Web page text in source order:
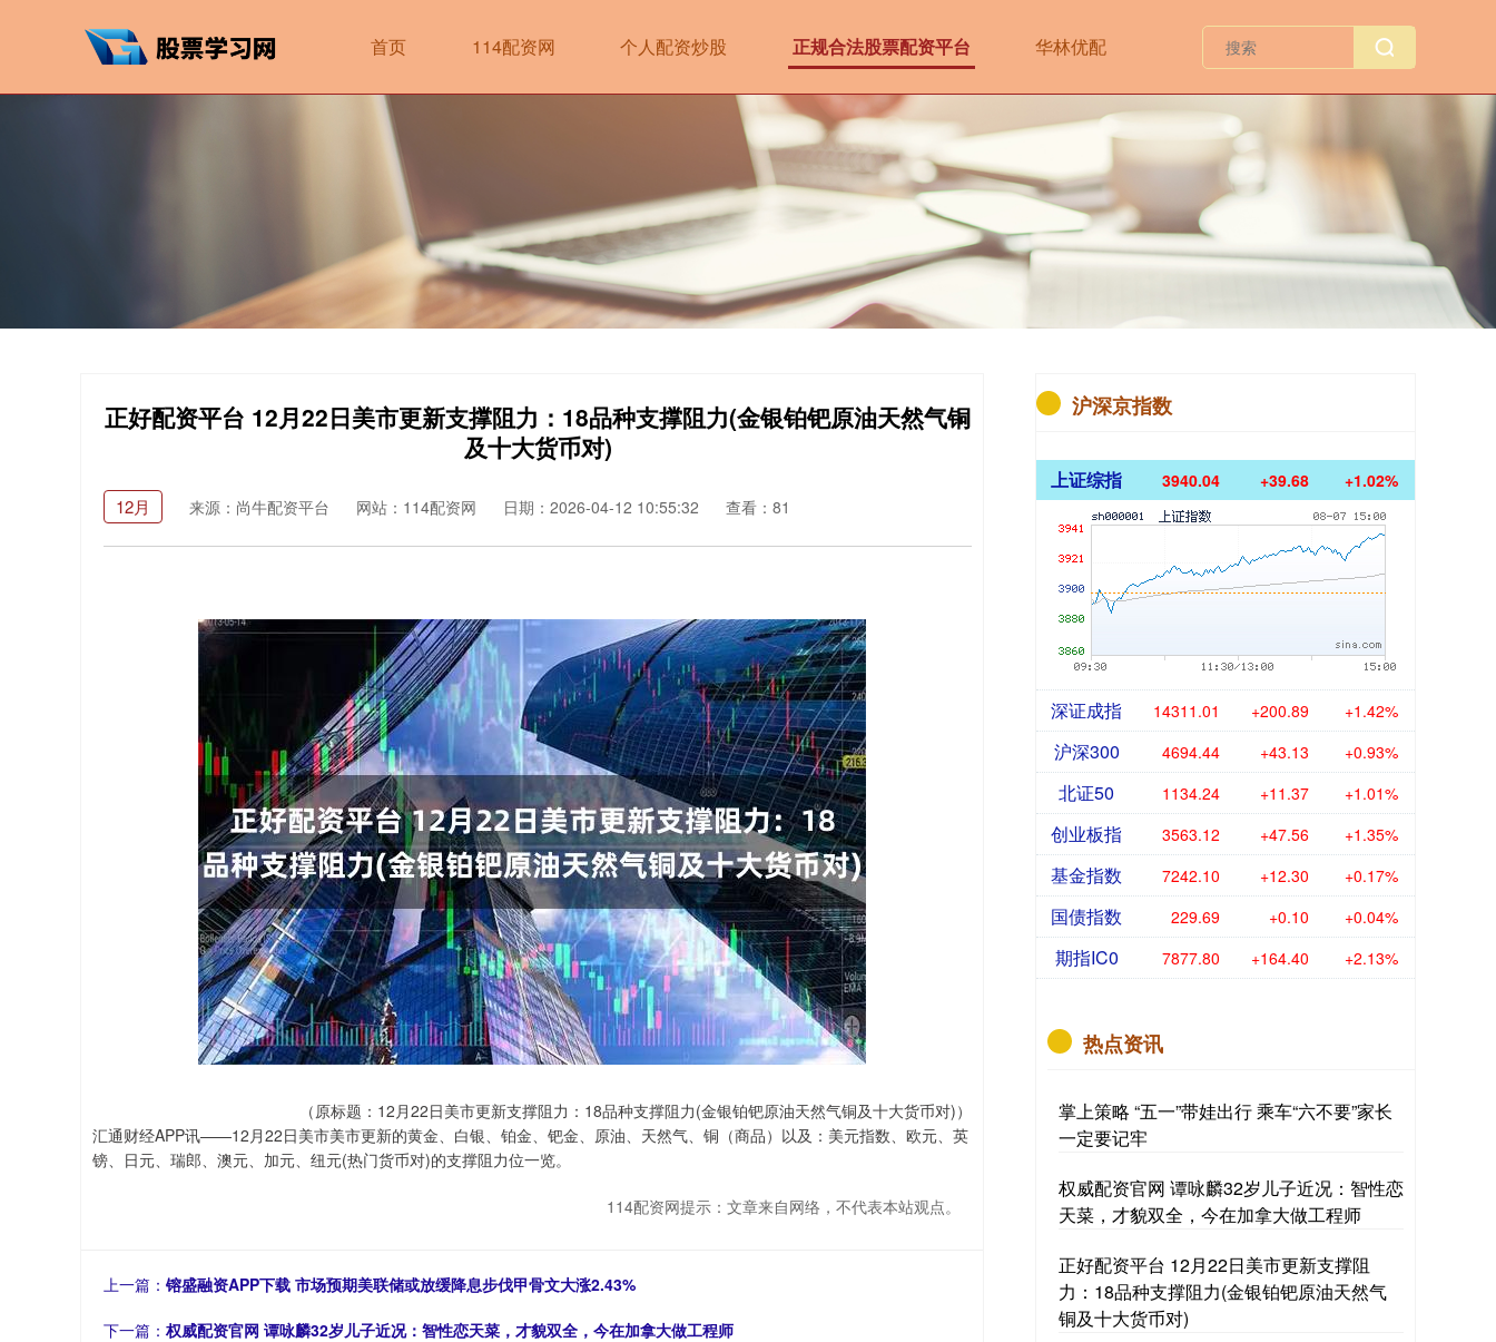
首页 114配资网 个人配资炒股 正规合法股票配资平台 华林优配
正好配资平台 12月22日美市更新支撑阻力：18品种支撑阻力(金银铂钯原油天然气铜
及十大货币对)
12月 来源：尚牛配资平台 网站：114配资网 日期：2026-04-12 10:55:32 查看：81
（原标题：12月22日美市更新支撑阻力：18品种支撑阻力(金银铂钯原油天然气铜及十大货币对)）
汇通财经APP讯——12月22日美市美市更新的黄金、白银、铂金、钯金、原油、天然气、铜（商品）以及：美元指数、欧元、英
镑、日元、瑞郎、澳元、加元、纽元(热门货币对)的支撑阻力位一览。
114配资网提示：文章来自网络，不代表本站观点。
上一篇： 镕盛融资APP下载 市场预期美联储或放缓降息步伐甲骨文大涨2.43%
下一篇： 权威配资官网 谭咏麟32岁儿子近况：智性恋天菜，才貌双全，今在加拿大做工程师
沪深京指数
上证综指 3940.04 +39.68 +1.02%
深证成指 14311.01 +200.89 +1.42%
沪深300 4694.44 +43.13 +0.93%
北证50 1134.24 +11.37 +1.01%
创业板指 3563.12 +47.56 +1.35%
基金指数 7242.10 +12.30 +0.17%
国债指数 229.69 +0.10 +0.04%
期指IC0 7877.80 +164.40 +2.13%
热点资讯
掌上策略 “五一”带娃出行 乘车“六不要”家长
一定要记牢
权威配资官网 谭咏麟32岁儿子近况：智性恋
天菜，才貌双全，今在加拿大做工程师
正好配资平台 12月22日美市更新支撑阻
力：18品种支撑阻力(金银铂钯原油天然气
铜及十大货币对)